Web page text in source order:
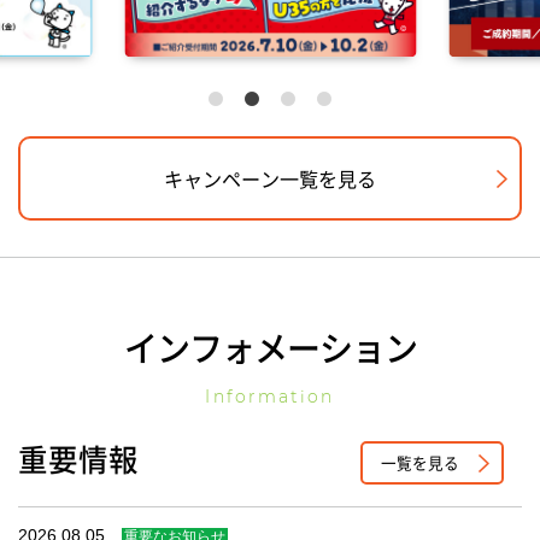
キャンペーン一覧を見る
インフォメーション
Information
重要情報 一覧を見る
2026.08.05 重要なお知らせ